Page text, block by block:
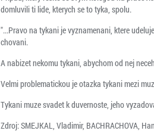
domluvili ti lide, kterych se to tyka, spolu.
"...Pravo na tykani je vyznamenani, ktere
chovani.
A nabizet nekomu tykani, abychom od nej
Velmi problematickou je otazka tykani mezi
Tykani muze svadet k duvernoste, jeho
Zdroj: SMEJKAL, Vladimir, BACHRACHOVA,